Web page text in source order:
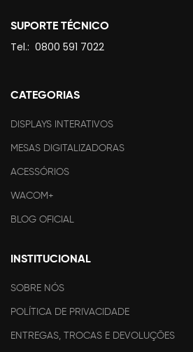
SUPORTE TÉCNICO
Tel.: 0800 591 7022
CATEGORIAS
DISPLAYS INTERATIVOS
MESAS DIGITALIZADORAS
ACESSÓRIOS
WACOM+
BLOG OFICIAL
INSTITUCIONAL
SOBRE NÓS
POLÍTICA DE PRIVACIDADE
ENTREGAS, TROCAS E DEVOLUÇÕES